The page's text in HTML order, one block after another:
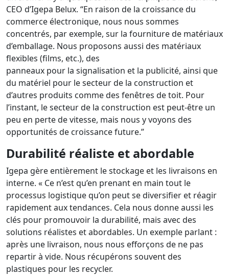
CEO d’Igepa Belux. “En raison de la croissance du
commerce électronique, nous nous sommes
concentrés, par exemple, sur la fourniture de matériaux
d’emballage. Nous proposons aussi des matériaux
flexibles (films, etc.), des
panneaux pour la signalisation et la publicité, ainsi que
du matériel pour le secteur de la construction et
d’autres produits comme des fenêtres de toit. Pour
l’instant, le secteur de la construction est peut-être un
peu en perte de vitesse, mais nous y voyons des
opportunités de croissance future.”
Durabilité réaliste et abordable
Igepa gère entièrement le stockage et les livraisons en
interne. « Ce n’est qu’en prenant en main tout le
processus logistique qu’on peut se diversifier et réagir
rapidement aux tendances. Cela nous donne aussi les
clés pour promouvoir la durabilité, mais avec des
solutions réalistes et abordables. Un exemple parlant :
après une livraison, nous nous efforçons de ne pas
repartir à vide. Nous récupérons souvent des
plastiques pour les recycler.